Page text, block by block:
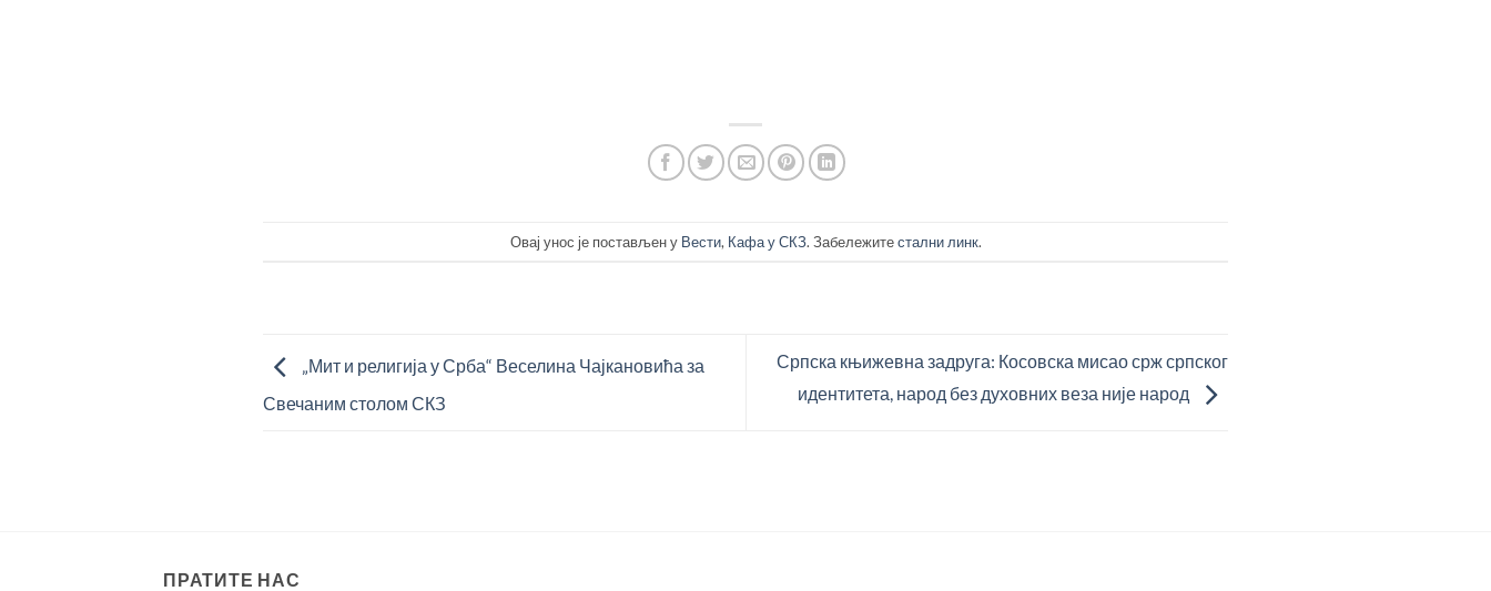
Овај унос је постављен у Вести, Кафа у СКЗ. Забележитестални линк.
„Мит и религија у Срба“ Веселина Чајкановића за
Свечаним столом СКЗ
Српска књижевна задруга: Косовска мисао срж српског
идентитета, народ без духовних веза није народ
ПРАТИТЕ НАС